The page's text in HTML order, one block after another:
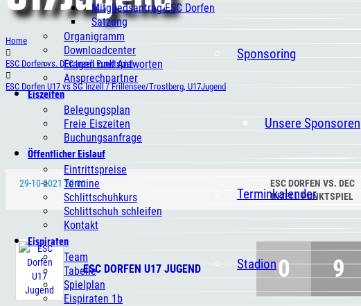
Sponsoring
Unsere Sponsoren
Terminkalender
Stadion
Mitgliedsantrag ESC Dorfen
Satzung
Organigramm
Downloadcenter
Fragen und Antworten
Ansprechpartner
Eiszeiten
Belegungsplan
Freie Eiszeiten
Buchungsanfrage
Öffentlicher Eislauf
Eintrittspreise
Termine
Schlittschuhkurs
Schlittschuh schleifen
Kontakt
Eispiraten
Team
Tabelle
Spielplan
Eispiraten 1b
Home
ESC Dorfen vs. DEC Inzell Punktspiel
ESC Dorfen U17 vs SG Inzell / Frillensee/Trostberg, U17Jugend
29-10-2021 20:00
ESC DORFEN VS. DEC
INZELL PUNKTSPIEL
ESC DORFEN U17 JUGEND 0 9